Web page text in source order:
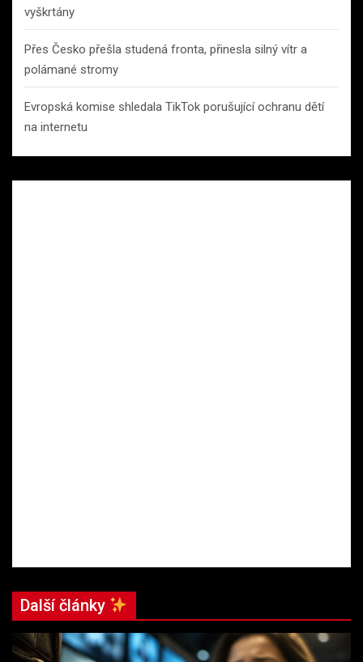
vyškrtány
Přes Česko přešla studená fronta, přinesla silný vítr a
polámané stromy
Evropská komise shledala TikTok porušující ochranu dětí
na internetu
Další články